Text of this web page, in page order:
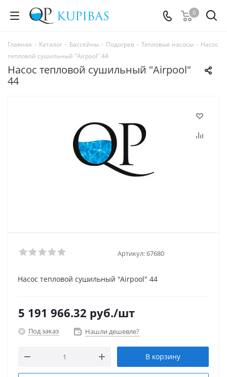
0
Главная - Каталог - Бассейны - Подогрев - Тепловые насосы - Насос
тепловой сушильный "Airpool" 44
Насос тепловой сушильный "Airpool"
44
Артикул:67680
Насос тепловой сушильный "Airpool" 44
5 191 966.32 руб./шт
Под заказ Нашли дешевле?
В корзину